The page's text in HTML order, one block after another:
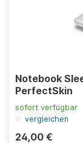
Notebook
PerfectSkin
sofort verfügbar
vergleichen
24,00 €